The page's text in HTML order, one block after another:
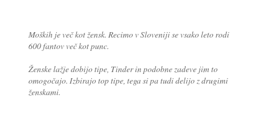
Moških je več kot žensk. Recimo v Sloveniji se vsako leto rodi
600 fantov več kot punc.
Ženske lažje dobijo tipe, Tinder in podobne zadeve jim to
omogočajo. Izbirajo top tipe, tega si pa tudi delijo z drugimi
ženskami.